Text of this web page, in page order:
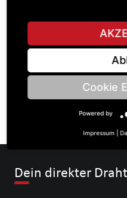
Spezifikationen
BESCHREIBUNG
KETTENRÄdeR ZWEIFACH
BohrungsØ B: 35 | Länge C:
Dein direkter
Cookie
Powered by
Impressum